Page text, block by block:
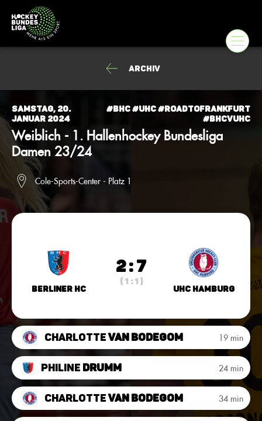
Archiv
Samstag, 20.
Januar 2024
#BHC #UHC #Roadtofrankfurt
#BHCvUHC
Weiblich - 1. Hallenhockey Bundesliga
Damen 23/24
Cole-Sports-Center - Platz 1
Berliner HC
2 : 7
( 1 : 1 )
UHC Hamburg
Charlottevan Bodegom 19 min
Philine Drumm 24 min
Charlottevan Bodegom 34 min